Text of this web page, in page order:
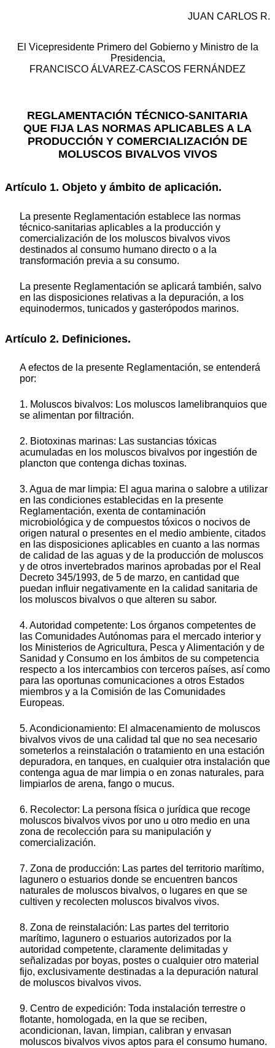
JUAN CARLOS R.
El Vicepresidente Primero del Gobierno y Ministro de la
Presidencia,
FRANCISCO ÁLVAREZ-CASCOS FERNÁNDEZ
REGLAMENTACIÓN TÉCNICO-SANITARIA
QUE FIJA LAS NORMAS APLICABLES A LA
PRODUCCIÓN Y COMERCIALIZACIÓN DE
MOLUSCOS BIVALVOS VIVOS
Artículo 1. Objeto y ámbito de aplicación.
La presente Reglamentación establece las normas
técnico-sanitarias aplicables a la producción y
comercialización de los moluscos bivalvos vivos
destinados al consumo humano directo o a la
transformación previa a su consumo.
La presente Reglamentación se aplicará también, salvo
en las disposiciones relativas a la depuración, a los
equinodermos, tunicados y gasterópodos marinos.
Artículo 2. Definiciones.
A efectos de la presente Reglamentación, se entenderá
por:
1. Moluscos bivalvos: Los moluscos lamelibranquios que
se alimentan por filtración.
2. Biotoxinas marinas: Las sustancias tóxicas
acumuladas en los moluscos bivalvos por ingestión de
plancton que contenga dichas toxinas.
3. Agua de mar limpia: El agua marina o salobre a utilizar
en las condiciones establecidas en la presente
Reglamentación, exenta de contaminación
microbiológica y de compuestos tóxicos o nocivos de
origen natural o presentes en el medio ambiente, citados
en las disposiciones aplicables en cuanto a las normas
de calidad de las aguas y de la producción de moluscos
y de otros invertebrados marinos aprobadas por el Real
Decreto 345/1993, de 5 de marzo, en cantidad que
puedan influir negativamente en la calidad sanitaria de
los moluscos bivalvos o que alteren su sabor.
4. Autoridad competente: Los órganos competentes de
las Comunidades Autónomas para el mercado interior y
los Ministerios de Agricultura, Pesca y Alimentación y de
Sanidad y Consumo en los ámbitos de su competencia
respecto a los intercambios con terceros países, así como
para las oportunas comunicaciones a otros Estados
miembros y a la Comisión de las Comunidades
Europeas.
5. Acondicionamiento: El almacenamiento de moluscos
bivalvos vivos de una calidad tal que no sea necesario
someterlos a reinstalación o tratamiento en una estación
depuradora, en tanques, en cualquier otra instalación que
contenga agua de mar limpia o en zonas naturales, para
limpiarlos de arena, fango o mucus.
6. Recolector: La persona física o jurídica que recoge
moluscos bivalvos vivos por uno u otro medio en una
zona de recolección para su manipulación y
comercialización.
7. Zona de producción: Las partes del territorio marítimo,
lagunero o estuarios donde se encuentren bancos
naturales de moluscos bivalvos, o lugares en que se
cultiven y recolecten moluscos bivalvos vivos.
8. Zona de reinstalación: Las partes del territorio
marítimo, lagunero o estuarios autorizados por la
autoridad competente, claramente delimitadas y
señalizadas por boyas, postes o cualquier otro material
fijo, exclusivamente destinadas a la depuración natural
de moluscos bivalvos vivos.
9. Centro de expedición: Toda instalación terrestre o
flotante, homologada, en la que se reciben,
acondicionan, lavan, limpian, calibran y envasan
moluscos bivalvos vivos aptos para el consumo humano.